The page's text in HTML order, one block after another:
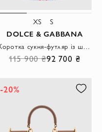
XS S
DOLCE & GABBANA
Коротка сукня-футляр із шовкового шармезу з принтом із дрібних троянд
115 900 ₴92 700 ₴
-20%